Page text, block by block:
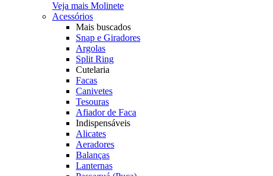
Veja mais Molinete
Acessórios
Mais buscados
Snap e Giradores
Argolas
Split Ring
Cutelaria
Facas
Canivetes
Tesouras
Afiador de Faca
Indispensáveis
Alicates
Aeradores
Balanças
Lanternas